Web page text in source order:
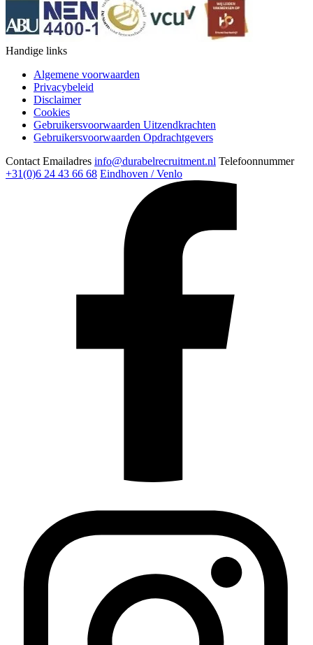
Handige links
Algemene voorwaarden
Privacybeleid
Disclaimer
Cookies
Gebruikersvoorwaarden Uitzendkrachten
Gebruikersvoorwaarden Opdrachtgevers
Contact Emailadres info@durabelrecruitment.nl Telefoonnummer
+31(0)6 24 43 66 68 Eindhoven / Venlo